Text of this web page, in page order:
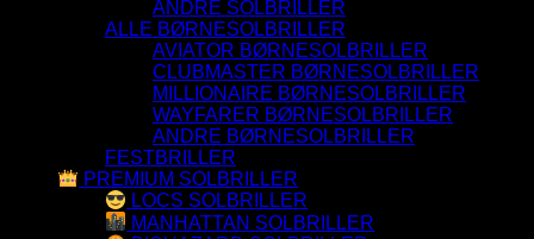
ANDRE SOLBRILLER
ALLE BØRNESOLBRILLER
AVIATOR BØRNESOLBRILLER
CLUBMASTER BØRNESOLBRILLER
MILLIONAIRE BØRNESOLBRILLER
WAYFARER BØRNESOLBRILLER
ANDRE BØRNESOLBRILLER
FESTBRILLER
PREMIUM SOLBRILLER
LOCS SOLBRILLER
MANHATTAN SOLBRILLER